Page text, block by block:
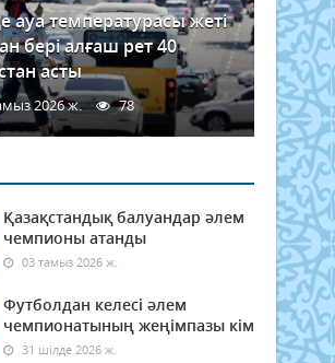
ауа температурасы жеті
бері алғаш рет 40
асты
2026 ж. 78
Қазақстандық балуандар әлем
чемпионы атанды
03 тамыз 2026 ж.
Футболдан келесі әлем
чемпионатының жеңімпазы кім
31 шілде 2026 ж.